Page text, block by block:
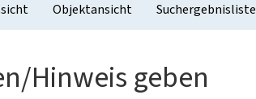
Objektansicht Suchergebnisliste
Hinweis geben